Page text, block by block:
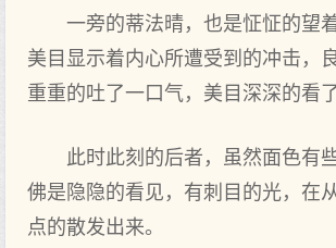
一旁的蒂法晴，也是怔怔的望
美目显示着内心所遭受到的冲击，
重重的吐了一口气，美目深深的看
此时此刻的后者，虽然面色有
佛是隐隐的看见，有刺目的光，在
点的散发出来。